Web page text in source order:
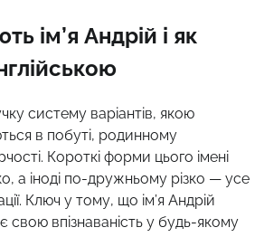
ім’я Андрій і як
систему варіантів, якою
в побуті, родинному
Короткі форми цього імені
а іноді по-дружньому різко — усе
Ключ у тому, що ім’я Андрій
свою впізнаваність у будь-якому